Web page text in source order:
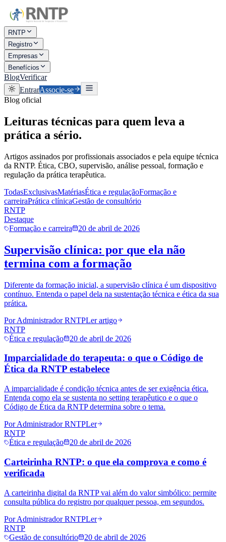
RNTP
Registro
Empresas
Benefícios
BlogVerificar
EntrarAssocie-se
Blog oficial
Leituras técnicas para quem leva a
prática a sério.
Artigos assinados por profissionais associados e pela equipe técnica
da RNTP. Ética, CBO, supervisão, análise pessoal, formação e
regulação da prática terapêutica.
TodasExclusivasMatériasÉtica e regulaçãoFormação e
carreiraPrática clínicaGestão de consultório
RNTP
Destaque
Formação e carreira
20 de abril de 2026
Supervisão clínica: por que ela não
termina com a formação
Diferente da formação inicial, a supervisão clínica é um dispositivo
contínuo. Entenda o papel dela na sustentação técnica e ética da sua
prática.
PorAdministrador RNTPLer artigo
RNTP
Ética e regulação
20 de abril de 2026
Imparcialidade do terapeuta: o que o Código de
Ética da RNTP estabelece
A imparcialidade é condição técnica antes de ser exigência ética.
Entenda como ela se sustenta no setting terapêutico e o que o
Código de Ética da RNTP determina sobre o tema.
PorAdministrador RNTPLer
RNTP
Ética e regulação
20 de abril de 2026
Carteirinha RNTP: o que ela comprova e como é
verificada
A carteirinha digital da RNTP vai além do valor simbólico: permite
consulta pública do registro por qualquer pessoa, em segundos.
PorAdministrador RNTPLer
RNTP
Gestão de consultório
20 de abril de 2026